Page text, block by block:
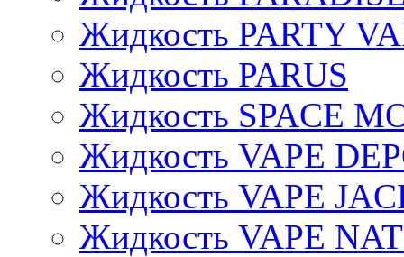
Жидкость PARTY
Жидкость PARUS
Жидкость SPACE
Жидкость VAPE
Жидкость VAPE
Жидкость VAPE